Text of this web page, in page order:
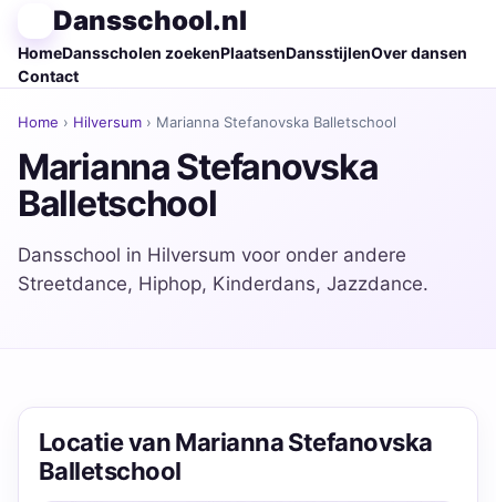
Dansschool.nl
HomeDansscholen zoekenPlaatsenDansstijlenOver dansen
Contact
Home › Hilversum › Marianna Stefanovska Balletschool
Marianna Stefanovska
Balletschool
Dansschool in Hilversum voor onder andere
Streetdance, Hiphop, Kinderdans, Jazzdance.
Locatie van Marianna Stefanovska
Balletschool